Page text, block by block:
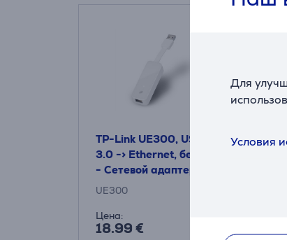
Для
Условия
TP-Link UE300, USB
3.0 -> Ethernet, белый
- Сетевой адаптер
UE300
Цена:
18.99 €
TP-